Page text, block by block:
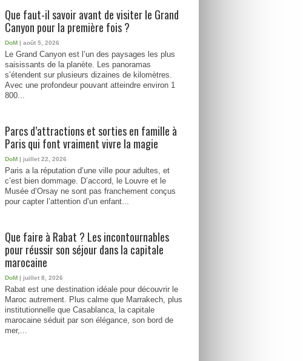
Que faut-il savoir avant de visiter le Grand
Canyon pour la première fois ?
DoM | août 5, 2026
Le Grand Canyon est l’un des paysages les plus
saisissants de la planète. Les panoramas
s’étendent sur plusieurs dizaines de kilomètres.
Avec une profondeur pouvant atteindre environ 1
800...
Parcs d’attractions et sorties en famille à
Paris qui font vraiment vivre la magie
DoM | juillet 22, 2026
Paris a la réputation d’une ville pour adultes, et
c’est bien dommage. D’accord, le Louvre et le
Musée d’Orsay ne sont pas franchement conçus
pour capter l’attention d’un enfant...
Que faire à Rabat ? Les incontournables
pour réussir son séjour dans la capitale
marocaine
DoM | juillet 8, 2026
Rabat est une destination idéale pour découvrir le
Maroc autrement. Plus calme que Marrakech, plus
institutionnelle que Casablanca, la capitale
marocaine séduit par son élégance, son bord de
mer,...